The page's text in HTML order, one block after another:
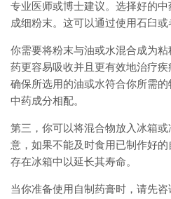
专业医师或博士建议。选择好的
成细粉末。这可以通过使用石臼或
你需要将粉末与油或水混合成为
药更容易吸收并且更有效地治疗
确保所选用的油或水符合你所需
中药成分相配。
第三，你可以将混合物放入冰箱
意，如果不能及时食用已制作好
存在冰箱中以延长其寿命。
当你准备使用自制药膏时，请先